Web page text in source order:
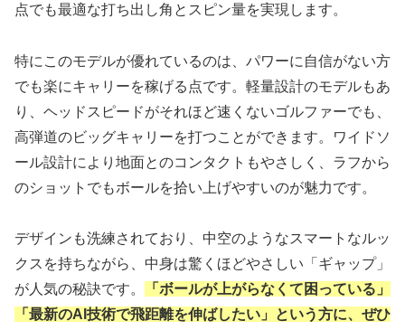
点でも最適な打ち出し角とスピン量を実現します。
特にこのモデルが優れているのは、パワーに自信がない方
でも楽にキャリーを稼げる点です。軽量設計のモデルもあ
り、ヘッドスピードがそれほど速くないゴルファーでも、
高弾道のビッグキャリーを打つことができます。ワイドソ
ール設計により地面とのコンタクトもやさしく、ラフから
のショットでもボールを拾い上げやすいのが魅力です。
デザインも洗練されており、中空のようなスマートなルッ
クスを持ちながら、中身は驚くほどやさしい「ギャップ」
が人気の秘訣です。
「ボールが上がらなくて困っている」
「最新のAI技術で飛距離を伸ばしたい」という方に、ぜひ